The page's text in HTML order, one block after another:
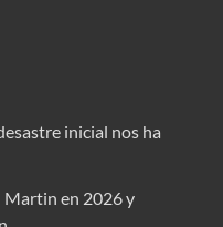
inicial nos ha
Martin en 2026 y